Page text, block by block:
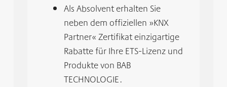
Als Absolvent erhalten Sie
neben dem offiziellen »KNX
Partner« Zertifikat einzigartige
Rabatte für Ihre ETS-Lizenz und
Produkte von BAB
TECHNOLOGIE.​​​​​​​